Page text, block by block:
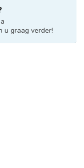
u graag verder!